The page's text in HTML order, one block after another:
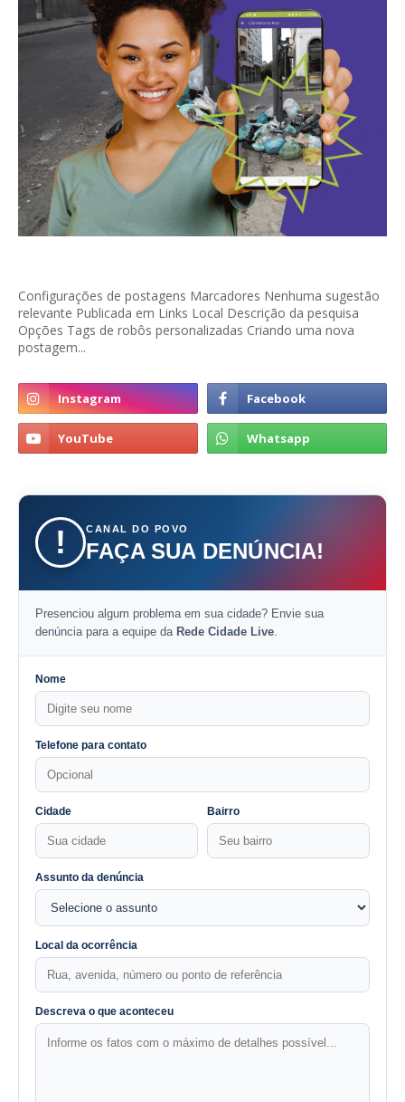
Configurações de postagens Marcadores Nenhuma sugestão
relevante Publicada em Links Local Descrição da pesquisa
Opções Tags de robôs personalizadas Criando uma nova
postagem...
! CANAL DO POVO
FAÇA SUA DENÚNCIA!
Presenciou algum problema em sua cidade? Envie sua
denúncia para a equipe da Rede Cidade Live
Nome
Telefone para contato
Cidade Bairro
Assunto da denúncia
Local da ocorrência
Descreva o que aconteceu